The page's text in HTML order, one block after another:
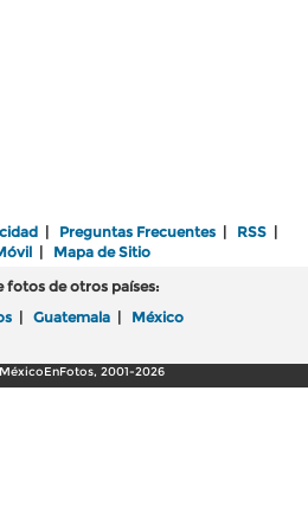
| Preguntas Frecuentes | RSS |
| Mapa de Sitio
fotos de otros países:
| Guatemala | México
2001-2026